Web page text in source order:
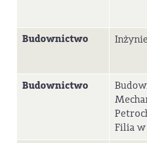
Budownictwo
Budownictwo
Filia w